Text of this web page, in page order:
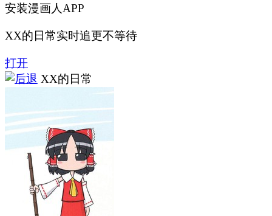
安装漫画人APP
XX的日常实时追更不等待
打开
XX的日常